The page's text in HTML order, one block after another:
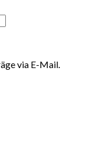
via E-Mail.